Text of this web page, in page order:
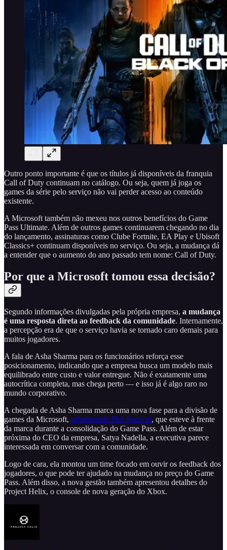
Outro ponto importante é que os títulos já disponíveis da franquia
Call of Duty continuam no catálogo. Ou seja, quem já joga os
games da série pelo serviço não vai perder acesso ao conteúdo
existente.
A Microsoft também não mexeu nos outros benefícios do Game
Pass Ultimate. Além de outros games continuarem chegando no dia
do lançamento, assinaturas como Clube Fortnite, EA Play e Ubisoft
Classics+ continuam disponíveis no serviço. Ou seja, a mudança dá
a entender que o aumento do ano passado tem nome: Call of Duty.
Por que a Microsoft tomou essa decisão?
Segundo informações divulgadas pela própria empresa, a mudança
é uma resposta direta ao feedback da comunidade. Internamente,
a percepção era de que o serviço havia se tornado caro demais para
muitos jogadores.
A fala de Asha Sharma para os funcionários reforça esse
posicionamento, indicando que a empresa busca um modelo mais
equilibrado entre custo e valor entregue. Não é exatamente uma
autocrítica completa, mas chega perto — e isso já é algo raro no
mundo corporativo.
A chegada de Asha Sharma marca uma nova fase para a divisão de
games da Microsoft, substituindo Phil Spencer, que esteve à frente
da marca durante a consolidação do Game Pass. Além de estar
próxima do CEO da empresa, Satya Nadella, a executiva parece
interessada em conversar com a comunidade.
Logo de cara, ela montou um time focado em ouvir os feedback dos
jogadores, o que pode ter ajudado na mudança no preço do Game
Pass. Além disso, a nova gestão também apresentou detalhes do
Project Helix, o console de nova geração do Xbox.